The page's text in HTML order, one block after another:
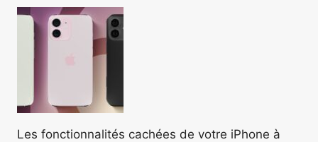
Les fonctionnalités cachées de votre iPhone à